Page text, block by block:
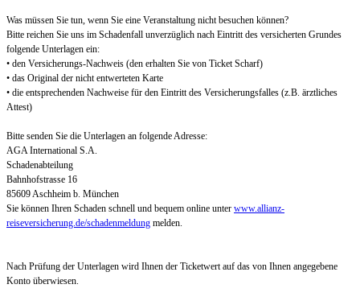
Was müssen Sie tun, wenn Sie eine Veranstaltung nicht besuchen können?
Bitte reichen Sie uns im Schadenfall unverzüglich nach Eintritt des versicherten Grundes
folgende Unterlagen ein:
• den Versicherungs-Nachweis (den erhalten Sie von Ticket Scharf)
• das Original der nicht entwerteten Karte
• die entsprechenden Nachweise für den Eintritt des Versicherungsfalles (z.B. ärztliches
Attest)
Bitte senden Sie die Unterlagen an folgende Adresse:
AGA International S.A.
Schadenabteilung
Bahnhofstrasse 16
85609 Aschheim b. München
Sie können Ihren Schaden schnell und bequem online unter www.allianz-
reiseversicherung.de/schadenmeldung melden.
Nach Prüfung der Unterlagen wird Ihnen der Ticketwert auf das von Ihnen angegebene
Konto überwiesen.